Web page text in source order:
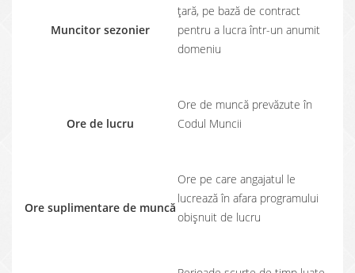
Muncitor sezonier
țară, pe bază de contract
pentru a lucra într-un anumit
domeniu
Ore de lucru
Ore de muncă prevăzute în
Codul Muncii
Ore suplimentare de muncă
Ore pe care angajatul le
lucrează în afara programului
obișnuit de lucru